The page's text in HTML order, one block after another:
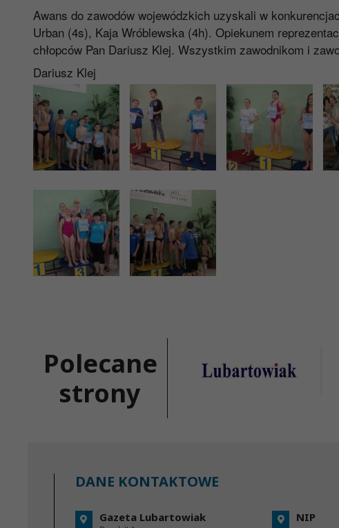
Awans do zawodów wojewódzkich uzyskali w
Urban (4s), Kaja Wróblewska (4h). Opiekunem
chłopców Pan Dariusz Klej. Wszystkim zawodnikom i
Dariusz Klej
Polecane
strony
DANE KONTAKTOWE
Gazeta Lubartowiak NIP